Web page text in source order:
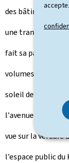
des bâtiments
une transition
fait sa
volumes par
soleil de percer
l'avenue
vue sur la verdure
l'espace public du